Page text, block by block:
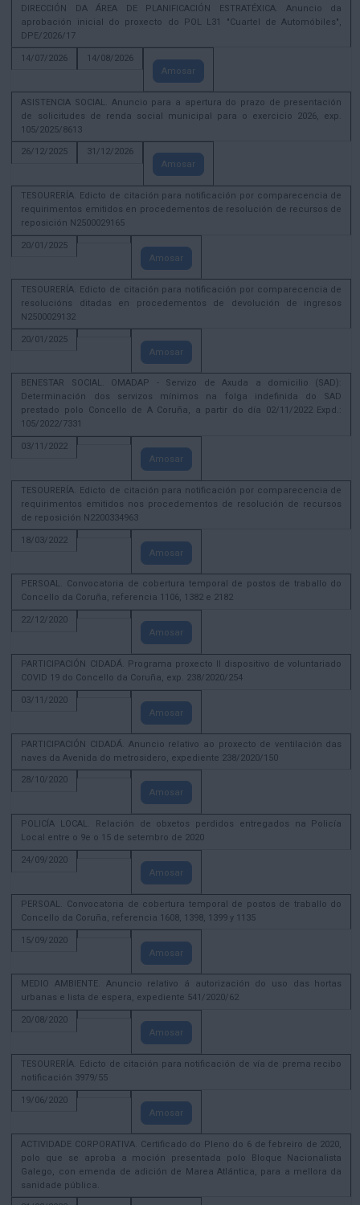
DIRECCIÓN DA ÁREA DE PLANIFICACIÓN ESTRATÉXICA. Anuncio da
aprobación inicial do proxecto do POL L31 "Cuartel de Automóbiles",
DPE/2026/17
14/07/2026
14/08/2026
Amosar
ASISTENCIA SOCIAL. Anuncio para a apertura do prazo de presentación
de solicitudes de renda social municipal para o exercicio 2026, exp.
105/2025/8613
26/12/2025
31/12/2026
Amosar
TESOURERÍA. Edicto de citación para notificación por comparecencia de
requirimentos emitidos en procedementos de resolución de recursos de
reposición N2500029165
20/01/2025
Amosar
TESOURERÍA. Edicto de citación para notificación por comparecencia de
resolucións ditadas en procedementos de devolución de ingresos
N2500029132
20/01/2025
Amosar
BENESTAR SOCIAL. OMADAP - Servizo de Axuda a domicilio (SAD):
Determinación dos servizos mínimos na folga indefinida do SAD
prestado polo Concello de A Coruña, a partir do día 02/11/2022 Expd.:
105/2022/7331
03/11/2022
Amosar
TESOURERÍA. Edicto de citación para notificación por comparecencia de
requirimentos emitidos nos procedementos de resolución de recursos
de reposición N2200334963
18/03/2022
Amosar
PERSOAL. Convocatoria de cobertura temporal de postos de traballo do
Concello da Coruña, referencia 1106, 1382 e 2182
22/12/2020
Amosar
PARTICIPACIÓN CIDADÁ. Programa proxecto II dispositivo de voluntariado
COVID 19 do Concello da Coruña, exp. 238/2020/254
03/11/2020
Amosar
PARTICIPACIÓN CIDADÁ. Anuncio relativo ao proxecto de ventilación das
naves da Avenida do metrosidero, expediente 238/2020/150
28/10/2020
Amosar
POLICÍA LOCAL. Relación de obxetos perdidos entregados na Policía
Local entre o 9e o 15 de setembro de 2020
24/09/2020
Amosar
PERSOAL. Convocatoria de cobertura temporal de postos de traballo do
Concello da Coruña, referencia 1608, 1398, 1399 y 1135
15/09/2020
Amosar
MEDIO AMBIENTE. Anuncio relativo á autorización do uso das hortas
urbanas e lista de espera, expediente 541/2020/62
20/08/2020
Amosar
TESOURERÍA. Edicto de citación para notificación de vía de prema recibo
notificación 3979/55
19/06/2020
Amosar
ACTIVIDADE CORPORATIVA. Certificado do Pleno do 6 de febreiro de 2020,
polo que se aproba a moción presentada polo Bloque Nacionalista
Galego, con emenda de adición de Marea Atlántica, para a mellora da
sanidade pública.